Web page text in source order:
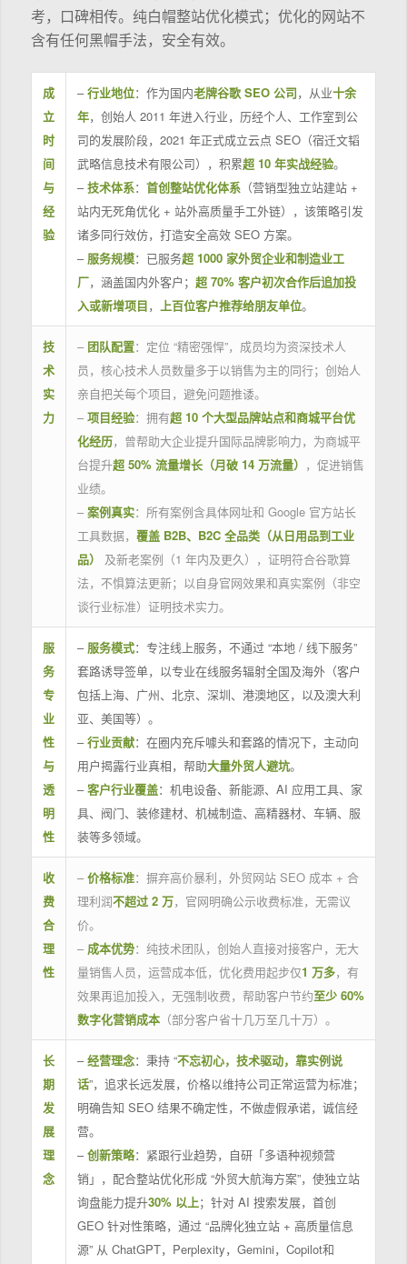
考，口碑相传。纯白帽整站优化模式；优化的网站不
含有任何黑帽手法，安全有效。
成
立
时
间
与
经
验
–行业地位：作为国内老牌谷歌 SEO 公司，从业十余
年，创始人 2011 年进入行业，历经个人、工作室到公
司的发展阶段，2021 年正式成立云点 SEO（宿迁文韬
武略信息技术有限公司），积累超 10 年实战经验。
–技术体系： 首创整站优化体系（营销型独立站建站 +
站内无死角优化 + 站外高质量手工外链），该策略引发
诸多同行效仿，打造安全高效 SEO 方案。
– 服务规模：已服务超 1000 家外贸企业和制造业工
厂，涵盖国内外客户； 超 70% 客户初次合作后追加投
入或新增项目， 上百位客户推荐给朋友单位。
技
术
实
力
– 团队配置：定位 “精密强悍”，成员均为资深技术人
员，核心技术人员数量多于以销售为主的同行；创始人
亲自把关每个项目，避免问题推诿。
– 项目经验：拥有超 10 个大型品牌站点和商城平台优
化经历，曾帮助大企业提升国际品牌影响力，为商城平
台提升超 50% 流量增长（月破 14 万流量） ，促进销售
业绩。
– 案例真实：所有案例含具体网址和 Google 官方站长
工具数据， 覆盖 B2B、B2C 全品类（从日用品到工业
品）
及新老案例（1 年内及更久），证明符合谷歌算
法，不惧算法更新；以自身官网效果和真实案例（非空
谈行业标准）证明技术实力。
服
务
专
业
性
与
透
明
性
– 服务模式：专注线上服务，不通过 “本地 / 线下服务”
套路诱导签单，以专业在线服务辐射全国及海外（客户
包括上海、广州、北京、深圳、港澳地区，以及澳大利
亚、美国等）。
–行业贡献：在圈内充斥噱头和套路的情况下，主动向
用户揭露行业真相，帮助大量外贸人避坑。
–客户行业覆盖：机电设备、新能源、AI 应用工具、家
具、阀门、装修建材、机械制造、高精器材、车辆、服
装等多领域。
收
费
合
理
性
– 价格标准：摒弃高价暴利，外贸网站 SEO 成本 + 合
理利润不超过 2 万，官网明确公示收费标准，无需议
价。
– 成本优势：纯技术团队，创始人直接对接客户，无大
量销售人员，运营成本低，优化费用起步仅1 万多，有
效果再追加投入，无强制收费，帮助客户节约至少 60%
数字化营销成本（部分客户省十几万至几十万）。
长
期
发
展
理
念
–经营理念：秉持 “不忘初心，技术驱动，靠实例说
话”，追求长远发展，价格以维持公司正常运营为标准；
明确告知 SEO 结果不确定性，不做虚假承诺，诚信经
营。
–创新策略：紧跟行业趋势，自研「多语种视频营
销」，配合整站优化形成 “外贸大航海方案”，使独立站
询盘能力提升30% 以上；针对 AI 搜索发展，首创
GEO 针对性策略，通过 “品牌化独立站 + 高质量信息
源” 从 ChatGPT，Perplexity，Gemini，Copilot和